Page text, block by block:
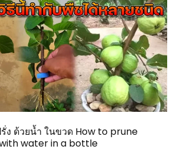
ง ด้วยน้ำ ในขวด How to prune
water in a bottle